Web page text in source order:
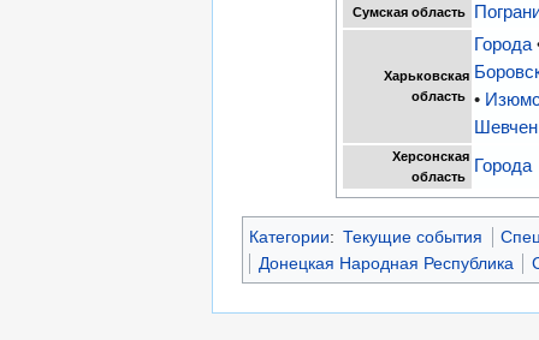
Сумская область
Харьковская
область
Города
•
Херсонская
область
Города
Категории: Текущие события
Донецкая Народная Республика